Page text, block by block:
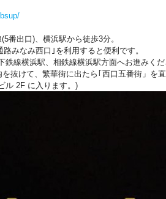
番出口)、横浜駅から徒歩3分。
みなみ西口｣を利用すると便利です。
線横浜駅、相鉄線横浜駅方面へお進みくだ
抜けて、繁華街に出たら｢西口五番街」を
ル 2F に入ります。)